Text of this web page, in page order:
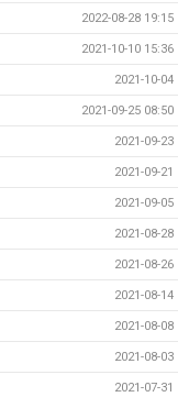
2022-08-28 19:15
2021-10-10 15:36
2021-10-04
2021-09-25 08:50
2021-09-23
2021-09-21
2021-09-05
2021-08-28
2021-08-26
2021-08-14
2021-08-08
2021-08-03
2021-07-31